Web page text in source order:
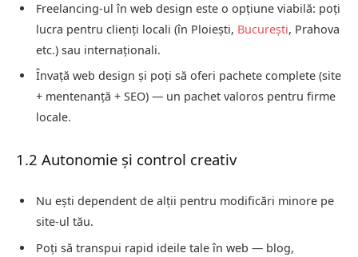
Freelancing-ul în web design este o opțiune viabilă: poți
lucra pentru clienți locali (în Ploiești, București, Prahova
etc.) sau internaționali.
Învață web design și poți să oferi pachete complete (site
+ mentenanță + SEO) — un pachet valoros pentru firme
locale.
1.2 Autonomie și control creativ
Nu ești dependent de alții pentru modificări minore pe
site-ul tău.
Poți să transpui rapid ideile tale în web — blog,